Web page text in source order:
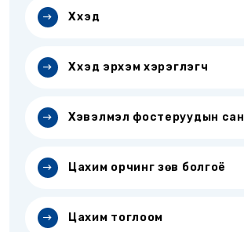
Хүүхэд
Хүүхэд эрхэм хэрэглэгч
Хэвэлмэл фостеруудын сан
Цахим орчинг зөв болгоё
Цахим тоглоом